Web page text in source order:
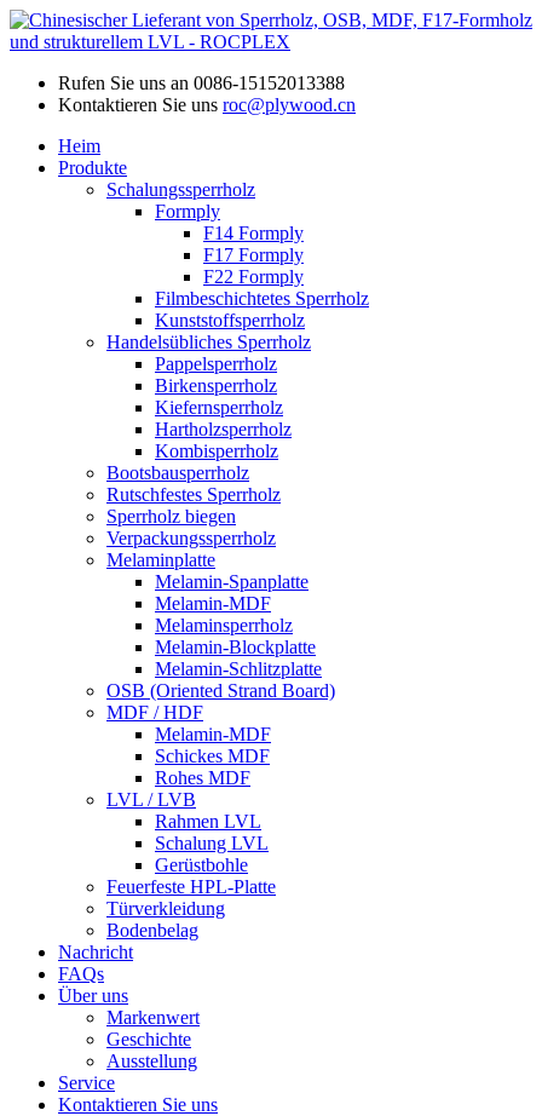
Rufen Sie uns an 0086-15152013388
Kontaktieren Sie uns roc@plywood.cn
Heim
Produkte
Schalungssperrholz
Formply
F14 Formply
F17 Formply
F22 Formply
Filmbeschichtetes Sperrholz
Kunststoffsperrholz
Handelsübliches Sperrholz
Pappelsperrholz
Birkensperrholz
Kiefernsperrholz
Hartholzsperrholz
Kombisperrholz
Bootsbausperrholz
Rutschfestes Sperrholz
Sperrholz biegen
Verpackungssperrholz
Melaminplatte
Melamin-Spanplatte
Melamin-MDF
Melaminsperrholz
Melamin-Blockplatte
Melamin-Schlitzplatte
OSB (Oriented Strand Board)
MDF / HDF
Melamin-MDF
Schickes MDF
Rohes MDF
LVL / LVB
Rahmen LVL
Schalung LVL
Gerüstbohle
Feuerfeste HPL-Platte
Türverkleidung
Bodenbelag
Nachricht
FAQs
Über uns
Markenwert
Geschichte
Ausstellung
Service
Kontaktieren Sie uns